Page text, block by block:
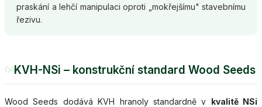
praskání a lehčí manipulaci oproti „mokřejšímu" stavebnímu
řezivu.
04KVH-NSi – konstrukční standard Wood Seeds
Wood Seeds dodává KVH hranoly standardně v kvalitě NSi